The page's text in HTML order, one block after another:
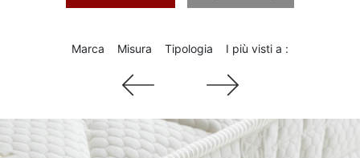
Marca Misura Tipologia I più visti a :